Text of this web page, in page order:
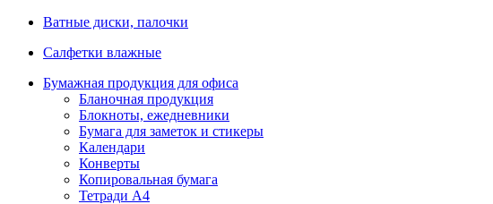
Ватные диски, палочки
Салфетки влажные
Бумажная продукция для офиса
Бланочная продукция
Блокноты, ежедневники
Бумага для заметок и стикеры
Календари
Конверты
Копировальная бумага
Тетради А4